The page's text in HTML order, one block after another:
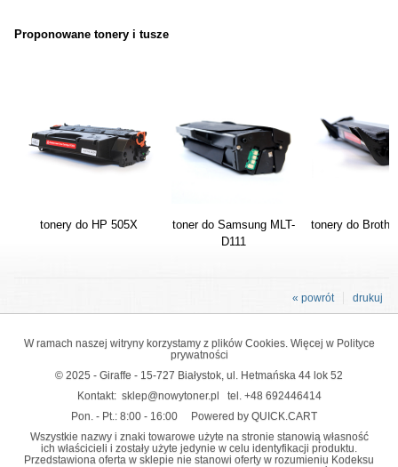
Proponowane tonery i tusze
tonery do HP 505X
toner do Samsung MLT-
D111
tonery do
drukuj
« powrót
W ramach naszej witryny korzystamy z plików Cookies. Więcej w Polityce
prywatności
© 2025 - Giraffe - 15-727 Białystok, ul. Hetmańska 44 lok 52
Kontakt: sklep@nowytoner.pl tel. +48 692446414
Pon. - Pt.: 8:00 - 16:00
Powered by QUICK.CART
Wszystkie nazwy i znaki towarowe użyte na stronie stanowią własność
ich właścicieli i zostały użyte jedynie w celu identyfikacji produktu.
Przedstawiona oferta w sklepie nie stanowi oferty w rozumieniu Kodeksu